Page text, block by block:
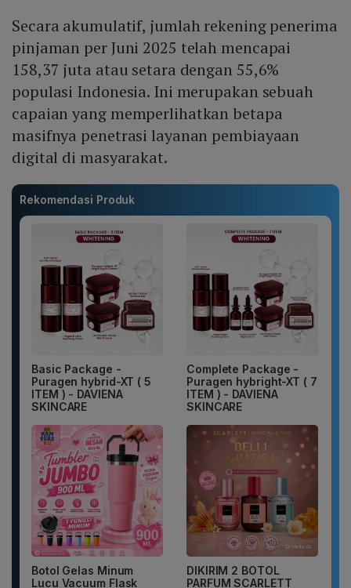
Secara akumulatif, jumlah rekening penerima
pinjaman per Juni 2025 telah mencapai
158,37 juta atau setara dengan 55,6%
populasi Indonesia. Ini merupakan sebuah
capaian yang memperlihatkan betapa
masifnya penetrasi layanan pembiayaan
digital di masyarakat.
Rekomendasi Produk
Basic Package -
Puragen hybrid-XT ( 5
ITEM ) - DAVIENA
SKINCARE
Complete Package -
Puragen hybright-XT ( 7
ITEM ) - DAVIENA
SKINCARE
Botol Gelas Minum
Lucu Vacuum Flask
DIKIRIM 2 BOTOL
PARFUM SCARLETT